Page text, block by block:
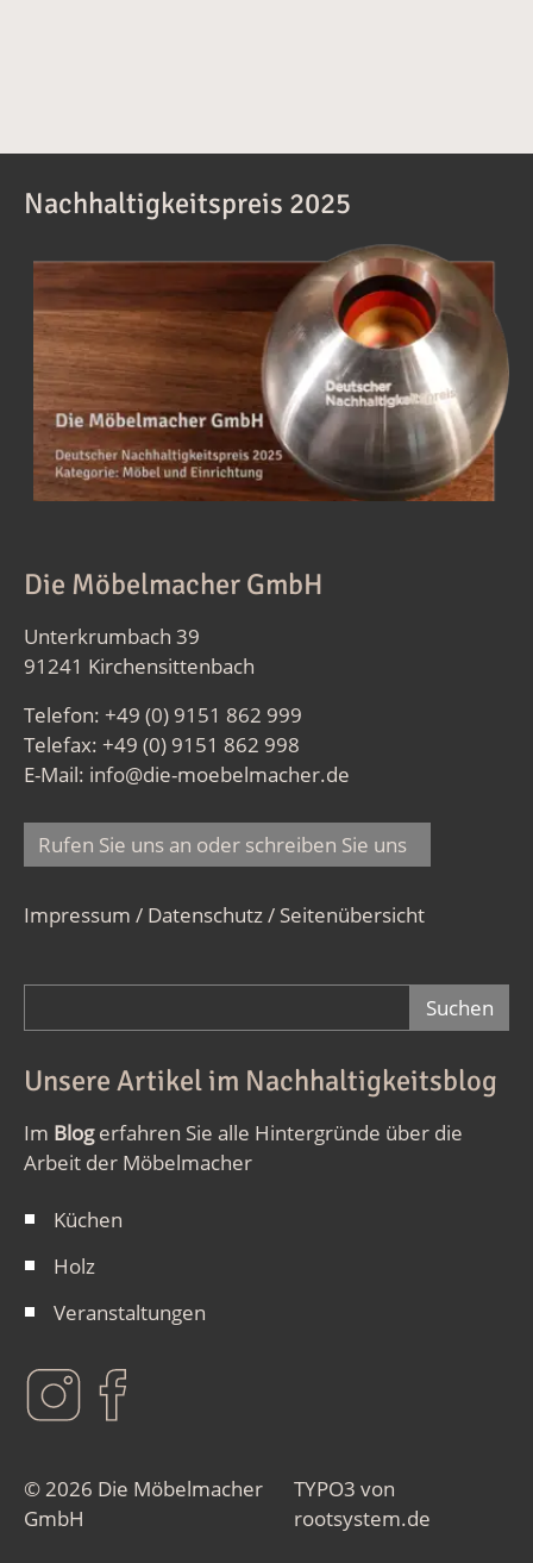
Nachhaltigkeitspreis 2025
Die Möbelmacher GmbH
Unterkrumbach 39
91241 Kirchensittenbach
Telefon: +49 (0) 9151 862 999
Telefax: +49 (0) 9151 862 998
E-Mail: info@die-moebelmacher.de
Rufen Sie uns an oder schreiben Sie uns
Impressum / Datenschutz/ Seitenübersicht
Unsere Artikel im Nachhaltigkeitsblog
Im Blogerfahren Sie alle Hintergründe über die
Arbeit der Möbelmacher
Küchen
Holz
Veranstaltungen
© 2026 Die Möbelmacher
GmbH
TYPO3 von
rootsystem.de